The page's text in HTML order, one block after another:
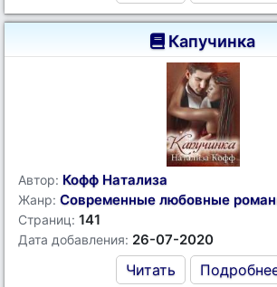
Капучинка
Автор: Кофф Натализа
Жанр: Современные любовные
Страниц: 141
Дата добавления: 26-07-2020
Читать